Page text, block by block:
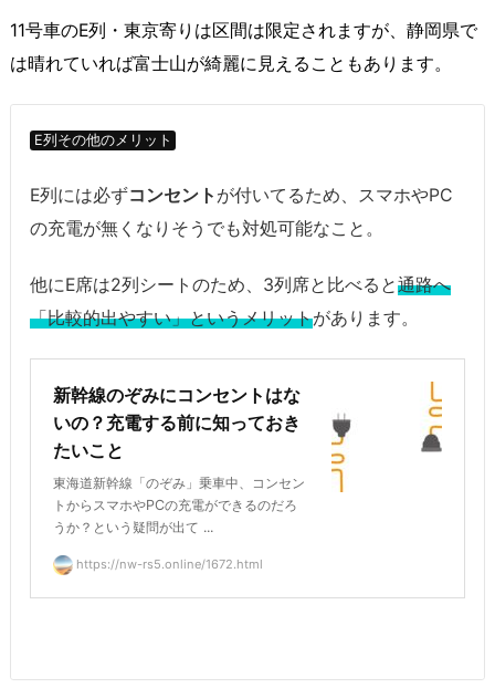
11号車のE列・東京寄りは区間は限定されますが、静岡県で
は晴れていれば富士山が綺麗に見えることもあります。
E列その他のメリット
E列には必ずコンセント が付いてるため、スマホやPC
の充電が無くなりそうでも対処可能なこと。
他にE席は2列シートのため、3列席と比べると通路へ
「比較的出やすい」というメリットがあります。
新幹線のぞみにコンセントはな
いの？充電する前に知っておき
たいこと
東海道新幹線「のぞみ」乗車中、コンセン
トからスマホやPCの充電ができるのだろ
うか？という疑問が出て ...
https://nw-rs5.online/1672.html